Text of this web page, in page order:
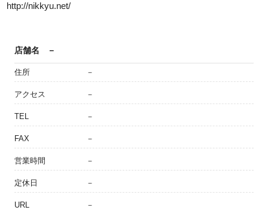
http://nikkyu.net/
店舗名 －
住所 －
アクセス －
TEL －
FAX －
営業時間 －
定休日 －
URL －